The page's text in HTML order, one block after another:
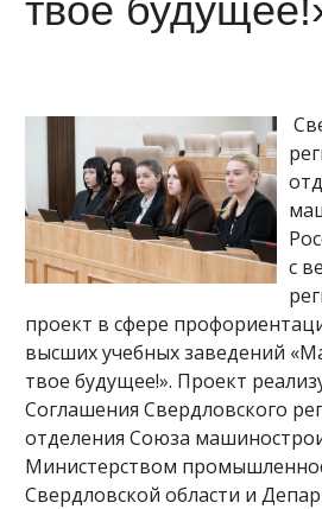
твое
с
проект в сфере
высших учебных заведений
твое будущее!». Проект
Соглашения Свердловского
отделения Союза
Министерством
Свердловской области и